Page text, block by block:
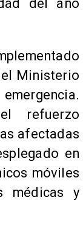
del año
Ministerio
refuerzo
afectadas
en
móviles
médicas y